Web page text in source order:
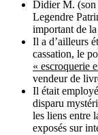
Didier M. (son
Legendre
important de
Il a d’ailleurs
cassation, le
« escroquerie
vendeur de
Il était
disparu
les liens entre
exposés sur